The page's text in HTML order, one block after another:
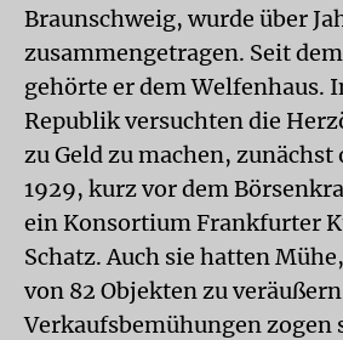
Braunschweig, wurde über
zusammengetragen. Seit
gehörte er dem Welfenhaus.
Republik versuchten die
zu Geld zu machen,
1929, kurz vor dem
ein Konsortium Frankfurter
Schatz. Auch sie hatten
von 82 Objekten zu
Verkaufsbemühungen zogen